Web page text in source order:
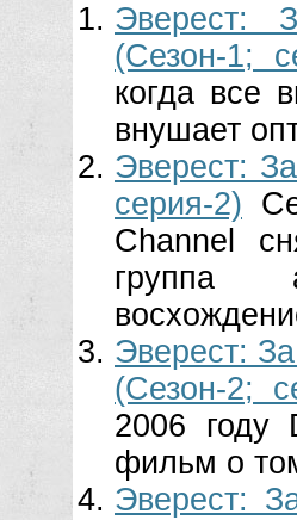
Эверест:
(Сезон-1;
когда все
внушает
Эверест:
серия-2)
Channel
группа
Эверест:
(Сезон-2;
2006 году
фильм о
Эверест: